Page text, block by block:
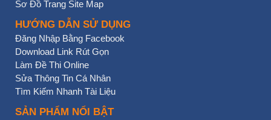
Sơ Đồ Trang Site Map
HƯỚNG DẪN SỬ DỤNG
Đăng Nhập Bằng Facebook
Download Link Rút Gọn
Làm Đề Thi Online
Sửa Thông Tin Cá Nhân
Tìm Kiếm Nhanh Tài Liệu
SẢN PHẨM NỔI BẬT